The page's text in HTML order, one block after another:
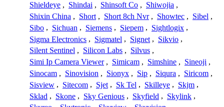
Shieldeye , Shindai , Shinsoft Co , Shiwojia ,
Shixin China , Short , Short 8ch Nvr , Showtec , Sibel ,
Sibo , Sichuan , Siemens , Siepem , Sightlogix ,
Sigma Electronics , Sigmatel , Signet , Sikvio ,
Silent Sentinel , Silicon Labs , Silvus ,
Simi Ip Camera Viewer , Simicam , Simshine , Sineoji ,
Sinocam , Sinovision , Sionyx , Sip , Siqura , Siricom ,
Sisview , Sitecom , Sjet , Sk Tel , Skilleye , Skjm ,
Sklad , Skone , Sky Genious , Skyfield , Skylink ,